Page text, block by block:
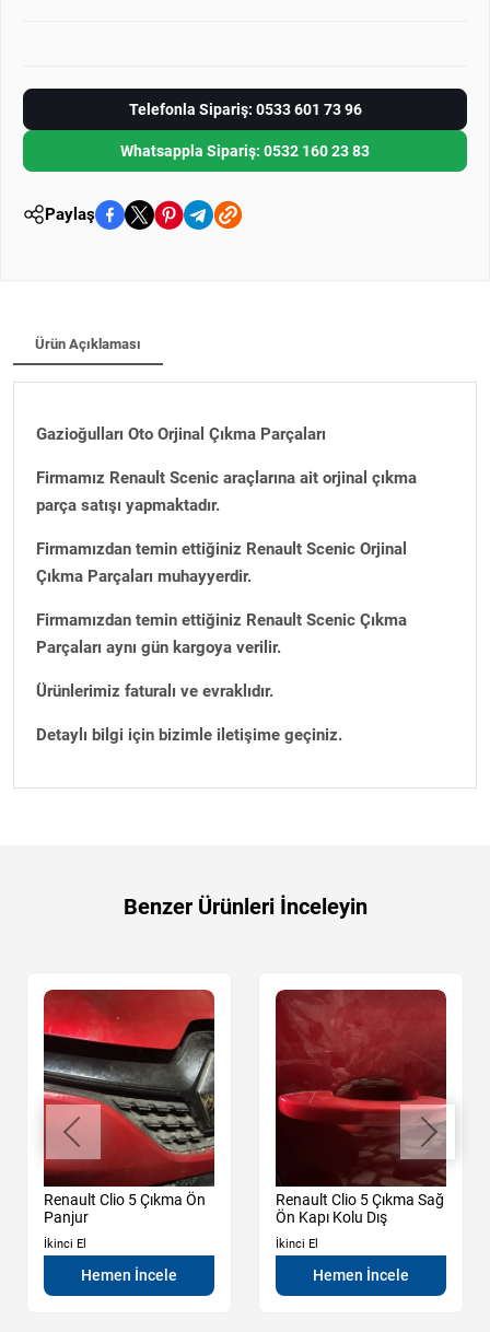
Telefonla Sipariş: 0533 601 73 96
Whatsappla Sipariş: 0532 160 23 83
Paylaş
Ürün Açıklaması
Gazioğulları Oto Orjinal Çıkma Parçaları
Firmamız Renault Scenic araçlarına ait orjinal çıkma
parça satışı yapmaktadır.
Firmamızdan temin ettiğiniz Renault Scenic Orjinal
Çıkma Parçaları muhayyerdir.
Firmamızdan temin ettiğiniz Renault Scenic Çıkma
Parçaları aynı gün kargoya verilir.
Ürünlerimiz faturalı ve evraklıdır.
Detaylı bilgi için bizimle iletişime geçiniz.
Benzer Ürünleri İnceleyin
Renault Clio 5 Çıkma Ön
Panjur
İkinci El
Hemen İncele
Renault Clio 5 Çıkma Sağ
Ön Kapı Kolu Dış
İkinci El
Hemen İncele